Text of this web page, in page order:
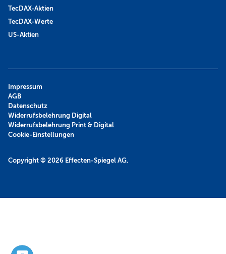
TecDAX-Aktien
TecDAX-Werte
US-Aktien
Copyright © 2026 Effecten-Spiegel AG.
Impressum
AGB
Datenschutz
Widerrufsbelehrung Digital
Widerrufsbelehrung Print & Digital
Cookie-Einstellungen